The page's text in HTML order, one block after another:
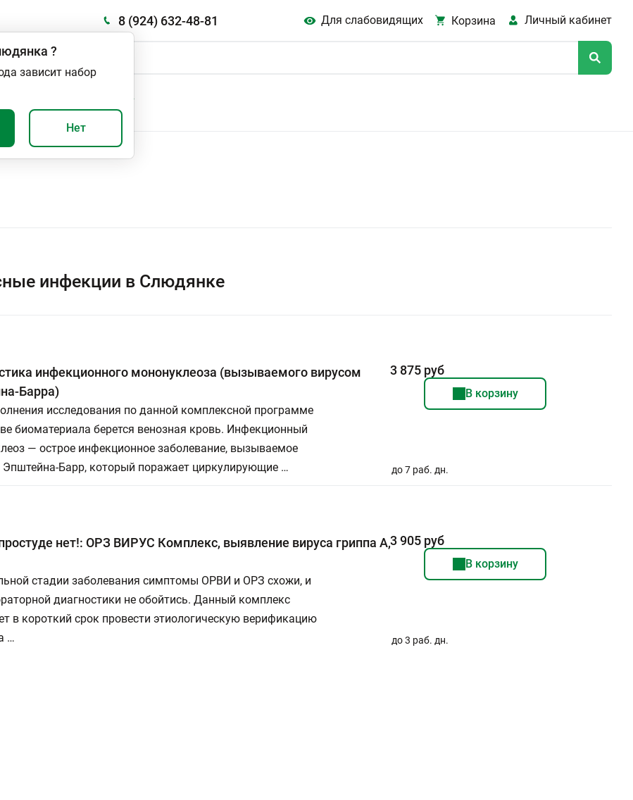
8 (924) 632-48-81 Для слабовидящих Корзина Личный кабинет
?
зависит набор
Нет
инфекции в Слюдянке
инфекционного мононуклеоза (вызываемого вирусом
Барра)
исследования по данной комплексной программе
биоматериала берется венозная кровь. Инфекционный
— острое инфекционное заболевание, вызываемое
Эпштейна-Барр, который поражает циркулирующие …
3 875 руб
В корзину
до 7 раб. дн.
нет!: ОРЗ ВИРУС Комплекс, выявление вируса гриппа А,
стадии заболевания симптомы ОРВИ и ОРЗ схожи, и
диагностики не обойтись. Данный комплекс
в короткий срок провести этиологическую верификацию
…
3 905 руб
В корзину
до 3 раб. дн.